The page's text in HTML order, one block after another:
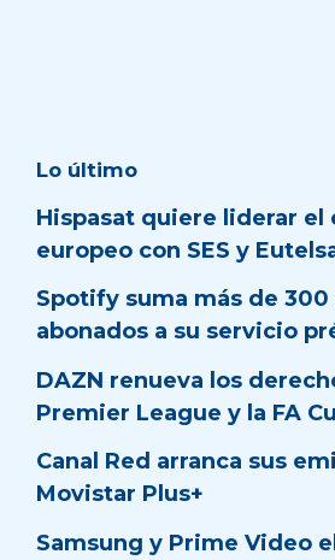
Lo último
Hispasat quiere liderar el
europeo con SES y
Spotify suma más de
abonados a su servicio
DAZN renueva los
Premier League y la FA
Canal Red arranca sus
Movistar Plus+
Samsung y Prime Video